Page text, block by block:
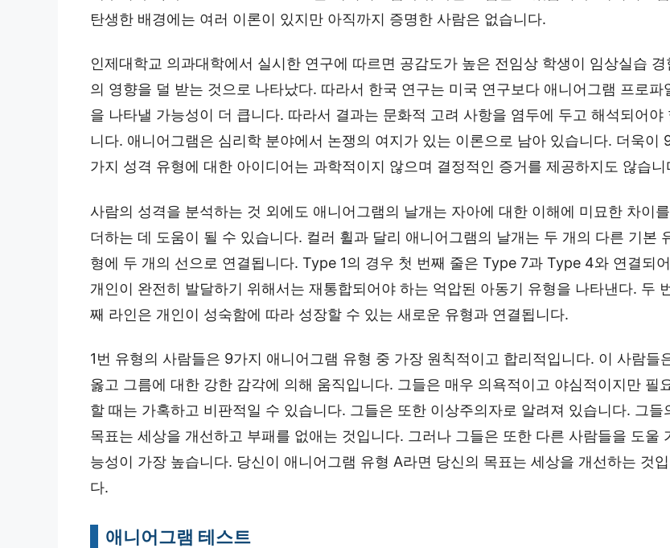
탄생한 배경에는 여러 이론이 있지만 아직까지 증명한 사람은 없습니다.
인제대학교 의과대학에서 실시한 연구에 따르면 공감도가 높은 전임상 학생이 임상실습 경
의 영향을 덜 받는 것으로 나타났다. 따라서 한국 연구는 미국 연구보다 애니어그램 프로파
을 나타낼 가능성이 더 큽니다. 따라서 결과는 문화적 고려 사항을 염두에 두고 해석되어야
니다. 애니어그램은 심리학 분야에서 논쟁의 여지가 있는 이론으로 남아 있습니다. 더욱이
가지 성격 유형에 대한 아이디어는 과학적이지 않으며 결정적인 증거를 제공하지도 않습니
사람의 성격을 분석하는 것 외에도 애니어그램의 날개는 자아에 대한 이해에 미묘한 차이를
더하는 데 도움이 될 수 있습니다. 컬러 휠과 달리 애니어그램의 날개는 두 개의 다른 기본
형에 두 개의 선으로 연결됩니다. Type 1의 경우 첫 번째 줄은 Type 7과 Type 4와 연결되어
개인이 완전히 발달하기 위해서는 재통합되어야 하는 억압된 아동기 유형을 나타낸다. 두
째 라인은 개인이 성숙함에 따라 성장할 수 있는 새로운 유형과 연결됩니다.
1번 유형의 사람들은 9가지 애니어그램 유형 중 가장 원칙적이고 합리적입니다. 이 사람들
옳고 그름에 대한 강한 감각에 의해 움직입니다. 그들은 매우 의욕적이고 야심적이지만 필
할 때는 가혹하고 비판적일 수 있습니다. 그들은 또한 이상주의자로 알려져 있습니다. 그들
목표는 세상을 개선하고 부패를 없애는 것입니다. 그러나 그들은 또한 다른 사람들을 도울
능성이 가장 높습니다. 당신이 애니어그램 유형 A라면 당신의 목표는 세상을 개선하는 것입
다.
애니어그램 테스트